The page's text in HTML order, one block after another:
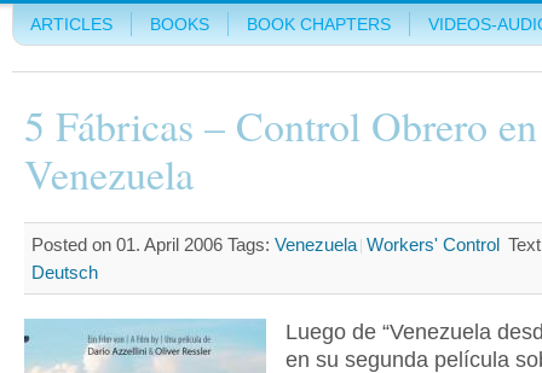
ARTICLES BOOKS BOOK CHAPTERS VIDEOS-
5 Fábricas – Control Obrero en
Venezuela
Posted on 01. April 2006 Tags: Venezuela Workers' Control
Deutsch
Luego de “Venezuela
en su segunda película